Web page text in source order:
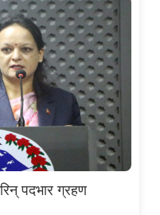
पदभार ग्रहण